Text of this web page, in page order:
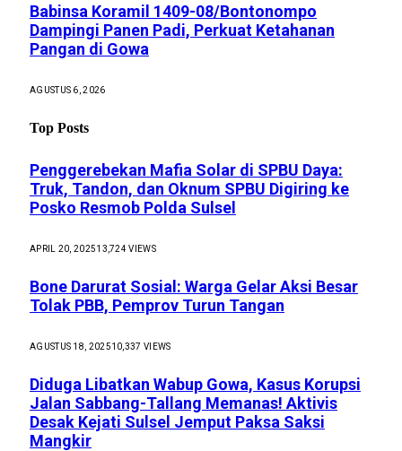
Babinsa Koramil 1409-08/Bontonompo
Dampingi Panen Padi, Perkuat Ketahanan
Pangan di Gowa
AGUSTUS 6, 2026
Top Posts
Penggerebekan Mafia Solar di SPBU Daya:
Truk, Tandon, dan Oknum SPBU Digiring ke
Posko Resmob Polda Sulsel
APRIL 20, 202513,724VIEWS
Bone Darurat Sosial: Warga Gelar Aksi Besar
Tolak PBB, Pemprov Turun Tangan
AGUSTUS 18, 202510,337 VIEWS
Diduga Libatkan Wabup Gowa, Kasus Korupsi
Jalan Sabbang-Tallang Memanas! Aktivis
Desak Kejati Sulsel Jemput Paksa Saksi
Mangkir